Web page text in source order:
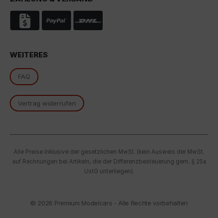
WEITERES
FAQ
Vertrag widerrufen
Alle Preise inklusive der gesetzlichen MwSt. (kein Ausweis der MwSt.
auf Rechnungen bei Artikeln, die der Differenzbesteuerung gem. § 25a
UstG unterliegen).
© 2026 Premium Modelcars - Alle Rechte vorbehalten
essenzielle Cookies akzeptieren" klicken, findet die
oben beschriebene Übertragung nicht statt.